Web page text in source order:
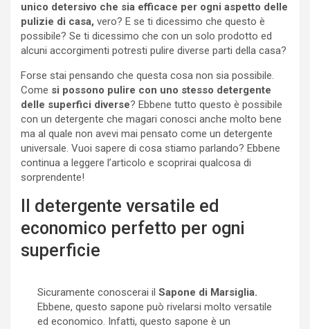
unico detersivo che sia efficace per ogni aspetto delle
pulizie di casa, vero? E se ti dicessimo che questo è
possibile? Se ti dicessimo che con un solo prodotto ed
alcuni accorgimenti potresti pulire diverse parti della casa?
Forse stai pensando che questa cosa non sia possibile.
Come si possono pulire con uno stesso detergente
delle superfici diverse? Ebbene tutto questo è possibile
con un detergente che magari conosci anche molto bene
ma al quale non avevi mai pensato come un detergente
universale. Vuoi sapere di cosa stiamo parlando? Ebbene
continua a leggere l’articolo e scoprirai qualcosa di
sorprendente!
Il detergente versatile ed
economico perfetto per ogni
superficie
Sicuramente conoscerai il Sapone di Marsiglia.
Ebbene, questo sapone può rivelarsi molto versatile
ed economico. Infatti, questo sapone è un